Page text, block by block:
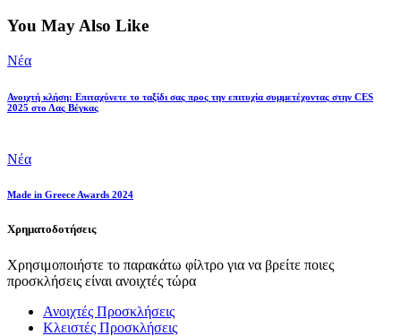
You May Also Like
Νέα
Ανοιχτή κλήση: Επιταχύνετε το ταξίδι σας προς την επιτυχία συμμετέχοντας στην CES
2025 στο Λας Βέγκας
Νέα
Made in Greece Awards 2024
Χρηματοδοτήσεις
Χρησιμοποιήστε το παρακάτω φίλτρο για να βρείτε ποιες
προσκλήσεις είναι ανοιχτές τώρα
Ανοιχτές Προσκλήσεις
Κλειστές Προσκλήσεις